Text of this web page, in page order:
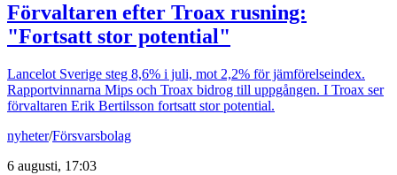
Förvaltaren efter Troax rusning:
"Fortsatt stor potential"
Lancelot Sverige steg 8,6% i juli, mot 2,2% för jämförelseindex.
Rapportvinnarna Mips och Troax bidrog till uppgången. I Troax ser
förvaltaren Erik Bertilsson fortsatt stor potential.
nyheter/Försvarsbolag
6 augusti, 17:03